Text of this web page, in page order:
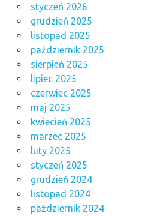
styczeń 2026
grudzień 2025
listopad 2025
październik 2025
sierpień 2025
lipiec 2025
czerwiec 2025
maj 2025
kwiecień 2025
marzec 2025
luty 2025
styczeń 2025
grudzień 2024
listopad 2024
październik 2024